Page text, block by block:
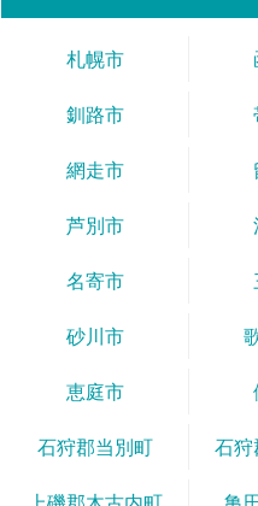
札幌市
釧路市
網走市
芦別市
名寄市
砂川市
恵庭市
石狩郡当別町 石狩